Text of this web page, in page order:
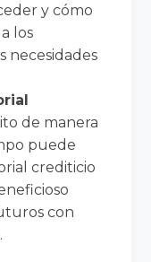
y cómo
los
necesidades
de manera
puede
crediticio
con